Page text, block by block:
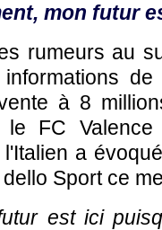
mon futur
rumeurs au
à 8
le FC
a
Sport ce
est ici